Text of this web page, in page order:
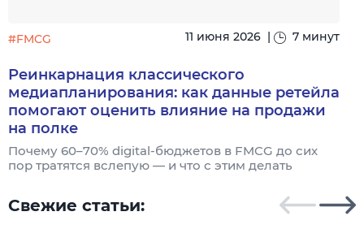
#FMCG 11 июня 2026 | 7 минут
Реинкарнация классического
медиапланирования: как данные ретейла
помогают оценить влияние на продажи
на полке
Почему 60–70% digital-бюджетов в FMCG до сих
пор тратятся вслепую — и что с этим делать
Свежие статьи: